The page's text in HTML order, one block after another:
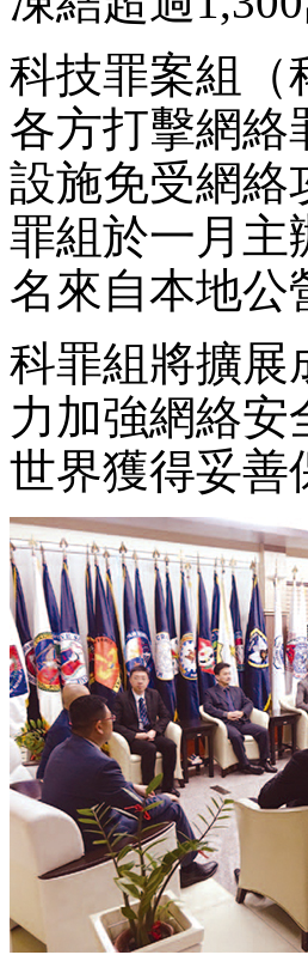
科技罪案組（
各方打擊網絡
設施免受網絡
罪組於一月主
名來自本地公
科罪組將擴展
力加強網絡安
世界獲得妥善